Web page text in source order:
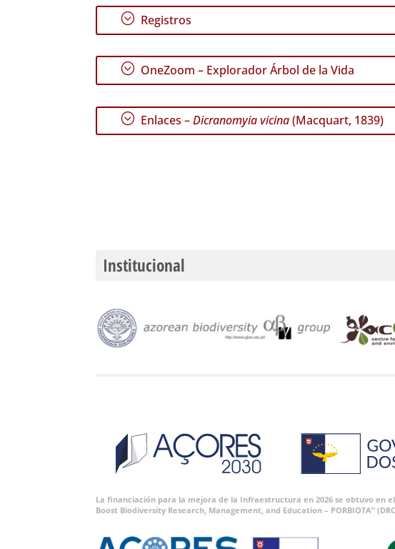
; Registros
; OneZoom – Explorador Árbol de la Vida
; Enlaces –Dicranomyia vicina(Macquart, 1839)
Institucional
La financiación para la mejora de la Infraestructura en 2026 se obtuvo en
Boost Biodiversity Research, Management, and Education – PORBIOTA”